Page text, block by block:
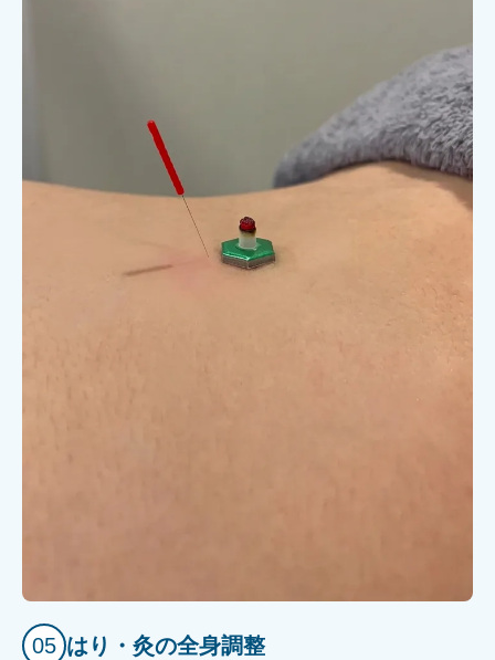
05 はり・灸の全身調整